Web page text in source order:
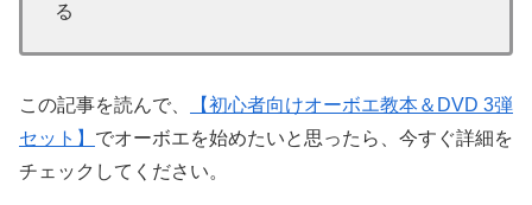
る
この記事を読んで、
【初心者向けオーボエ教本＆DVD 3弾
セット】 でオーボエを始めたいと思ったら、今すぐ詳細を
チェックしてください。